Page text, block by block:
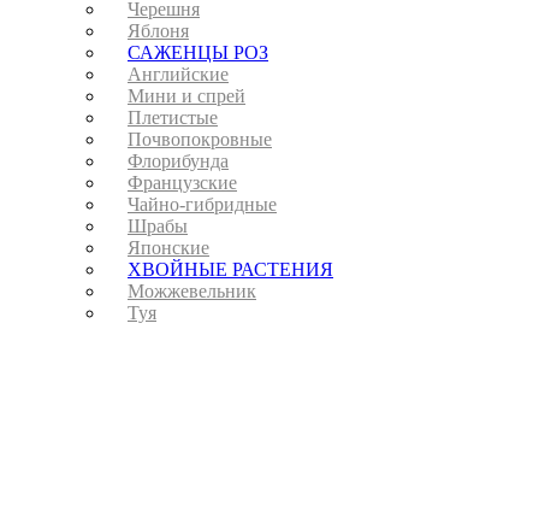
Черешня
Яблоня
САЖЕНЦЫ РОЗ
Английские
Мини и спрей
Плетистые
Почвопокровные
Флорибунда
Французские
Чайно-гибридные
Шрабы
Японские
ХВОЙНЫЕ РАСТЕНИЯ
Можжевельник
Туя